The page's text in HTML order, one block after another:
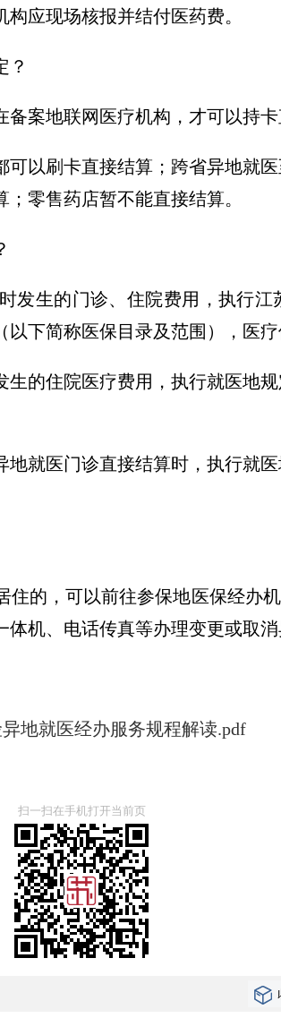
应现场核报并结付医药费。
？
案地联网医疗机构，才可以持卡
可以刷卡直接结算；跨省异地就
零售药店暂不能直接结算。
发生的门诊、住院费用，执行
下简称医保目录及范围），医疗
生的住院医疗费用，执行就医地
地就医门诊直接结算时，执行就
的，可以前往参保地医保经办
机、电话传真等办理变更或取消
地就医经办服务规程解读.pdf
扫一扫在手机打开当前页